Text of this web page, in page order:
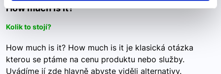
How much is it?
Kolik to stojí?
How much is it? How much is it je klasická otázka
kterou se ptáme na cenu produktu nebo služby.
Uvádíme jí zde hlavně abyste viděli alternativy.